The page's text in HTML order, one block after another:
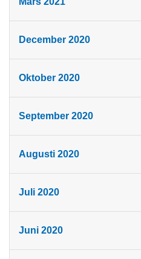
December 2020
Oktober 2020
September 2020
Augusti 2020
Juli 2020
Juni 2020